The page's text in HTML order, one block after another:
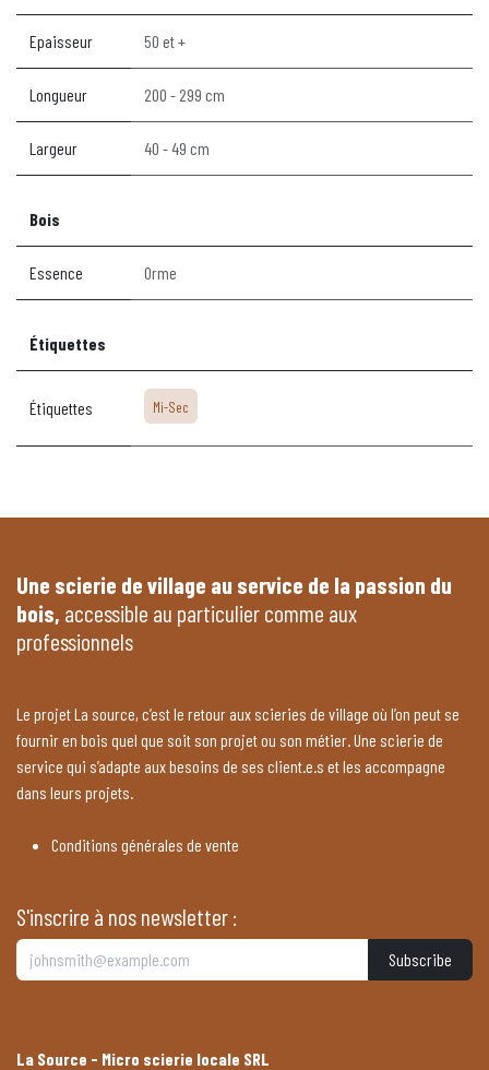
Epaisseur 50 et +
Longueur 200 - 299 cm
Largeur 40 - 49 cm
Bois
Essence Orme
Étiquettes
Étiquettes Mi-Sec
Une scierie de village au service de la passion du
bois, accessible au particulier comme aux
professionnels
Le projet La source, c’est le retour aux scieries de village où l’on peut se
fournir en bois quel que soit son projet ou son métier. Une scierie de
service qui s’adapte aux besoins de ses client.e.s et les accompagne
dans leurs projets.
Conditions générales de vente
S'inscrire à nos newsletter :
Subscribe
La Source - Micro scierie locale SRL